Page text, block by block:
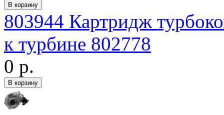
803944 Картридж
к турбине 802778
0 р.